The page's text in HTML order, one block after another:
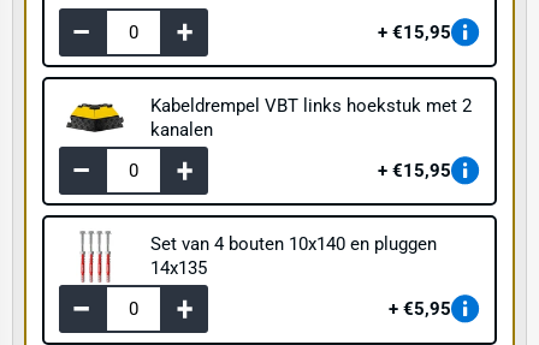
€15,95
Kabeldrempel VBT links hoekstuk met 2
kanalen
€15,95
Set van 4 bouten 10x140 en pluggen
14x135
€5,95